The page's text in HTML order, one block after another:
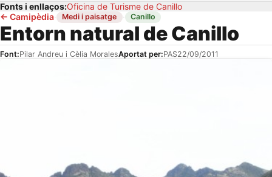
Fonts i enllaços:Oficina de Turisme de Canillo
← Camipèdia· Medi i paisatge · Canillo
Entorn natural de Canillo
Font:Pilar Andreu i Cèlia MoralesAportat per:PAS22/09/2011